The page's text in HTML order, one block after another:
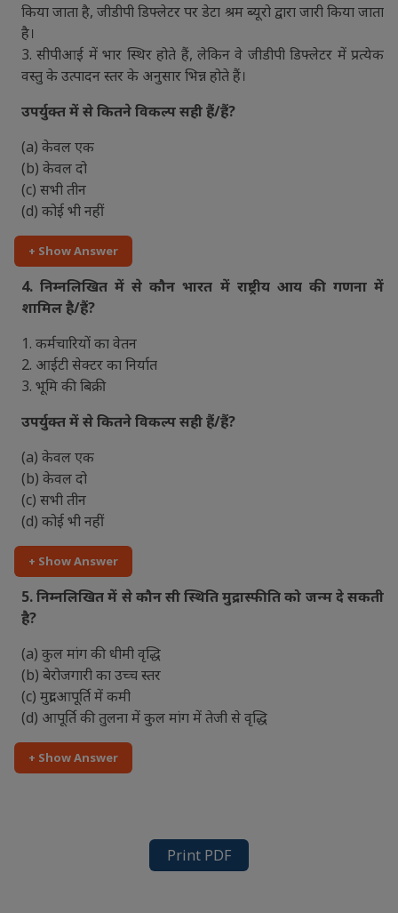
किया जाता है, जीडीपी डिफ्लेटर पर डेटा श्रम ब्यूरो द्वारा जारी किया जाता
है।
3. सीपीआई में भार स्थिर होते हैं, लेकिन वे जीडीपी डिफ्लेटर में प्रत्येक
वस्तु के उत्पादन स्तर के अनुसार भिन्न होते हैं।
उपर्युक्त में से कितने विकल्प सही हैं/हैं?
(a) केवल एक
(b) केवल दो
(c) सभी तीन
(d) कोई भी नहीं
+ Show Answer
4. निम्नलिखित में से कौन भारत में राष्ट्रीय आय की गणना में
शामिल है/हैं?
1. कर्मचारियों का वेतन
2. आईटी सेक्टर का निर्यात
3. भूमि की बिक्री
उपर्युक्त में से कितने विकल्प सही हैं/हैं?
(a) केवल एक
(b) केवल दो
(c) सभी तीन
(d) कोई भी नहीं
+ Show Answer
5. निम्नलिखित में से कौन सी स्थिति मुद्रास्फीति को जन्म दे सकती
है?
(a) कुल मांग की धीमी वृद्धि
(b) बेरोजगारी का उच्च स्तर
(c) मुद्रा आपूर्ति में कमी
(d) आपूर्ति की तुलना में कुल मांग में तेजी से वृद्धि
+ Show Answer
Print PDF